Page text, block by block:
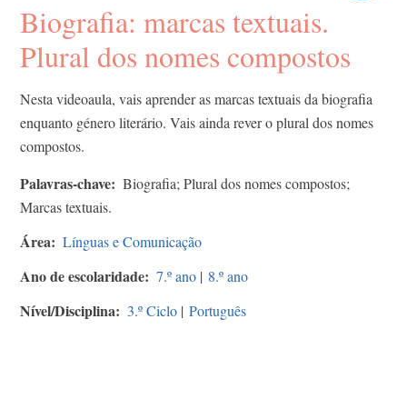
Biografia: marcas textuais.
Plural dos nomes compostos
Nesta videoaula, vais aprender as marcas textuais da biografia
enquanto género literário. Vais ainda rever o plural dos nomes
compostos.
Palavras-chave
Biografia; Plural dos nomes compostos;
Marcas textuais.
Área Línguas e Comunicação
Ano de escolaridade 7.º ano | 8.º ano
Nível/Disciplina 3.º Ciclo | Português